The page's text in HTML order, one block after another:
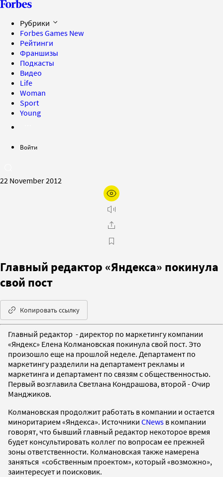
Рубрики
Forbes Games New
Рейтинги
Франшизы
Подкасты
Видео
Life
Woman
Sport
Young
Войти
22 November 2012
Главный редактор «Яндекса» покинула
свой пост
Копировать ссылку
Главный редактор - директор по маркетингу компании
«Яндекс» Елена Колмановская покинула свой пост. Это
произошло еще на прошлой неделе. Департамент по
маркетингу разделили на департамент рекламы и
маркетинга и департамент по связям с общественностью.
Первый возглавила Светлана Кондрашова, второй - Очир
Манджиков.
Колмановская продолжит работать в компании и остается
миноритарием «Яндекса». Источники CNews в компании
говорят, что бывший главный редактор некоторое время
будет консультировать коллег по вопросам ее прежней
зоны ответственности. Колмановская также намерена
заняться «собственным проектом», который «возможно»,
заинтересует и поисковик.